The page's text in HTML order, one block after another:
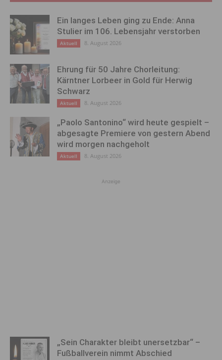
Ein langes Leben ging zu Ende: Anna
Stulier im 106. Lebensjahr verstorben
Aktuell 8. August 2026
Ehrung für 50 Jahre Chorleitung:
Kärntner Lorbeer in Gold für Herwig
Schwarz
Aktuell 8. August 2026
„Paolo Santonino“ wird heute gespielt –
abgesagte Premiere von gestern Abend
wird morgen nachgeholt
Aktuell 8. August 2026
Anzeige
„Sein Charakter bleibt unersetzbar“ –
Fußballverein nimmt Abschied